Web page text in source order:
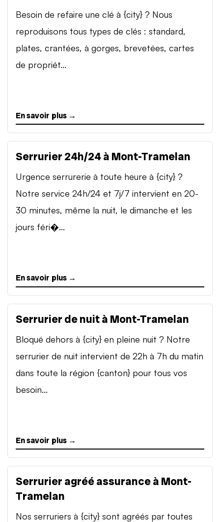
Besoin de refaire une clé à {city} ? Nous
reproduisons tous types de clés : standard,
plates, crantées, à gorges, brevetées, cartes
de propriét...
En savoir plus →
Serrurier 24h/24 à Mont-Tramelan
Urgence serrurerie à toute heure à {city} ?
Notre service 24h/24 et 7j/7 intervient en 20-
30 minutes, même la nuit, le dimanche et les
jours féri�...
En savoir plus →
Serrurier de nuit à Mont-Tramelan
Bloqué dehors à {city} en pleine nuit ? Notre
serrurier de nuit intervient de 22h à 7h du matin
dans toute la région {canton} pour tous vos
besoin...
En savoir plus →
Serrurier agréé assurance à Mont-
Tramelan
Nos serruriers à {city} sont agréés par toutes